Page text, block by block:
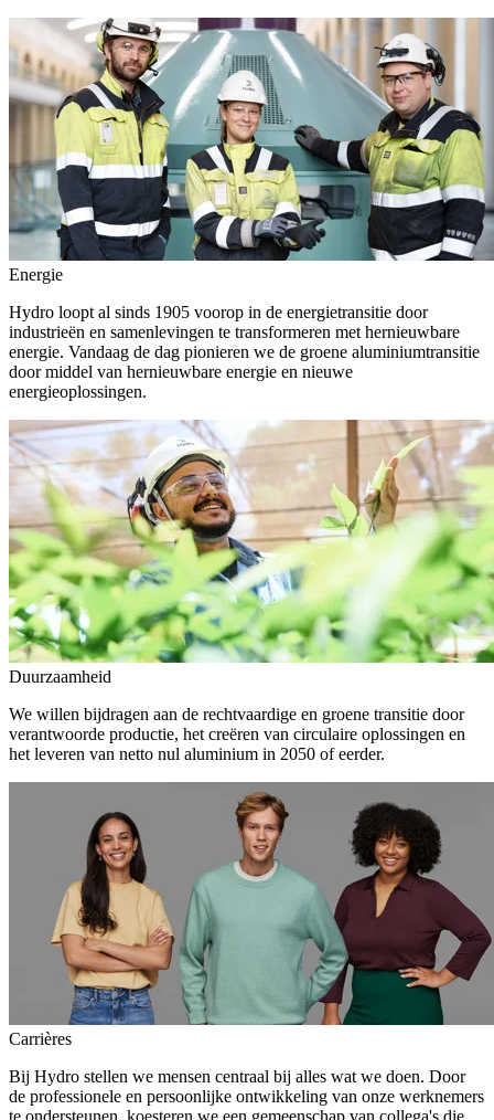
Energie
Hydro loopt al sinds 1905 voorop in de energietransitie door
industrieën en samenlevingen te transformeren met hernieuwbare
energie. Vandaag de dag pionieren we de groene aluminiumtransitie
door middel van hernieuwbare energie en nieuwe
energieoplossingen.
Duurzaamheid
We willen bijdragen aan de rechtvaardige en groene transitie door
verantwoorde productie, het creëren van circulaire oplossingen en
het leveren van netto nul aluminium in 2050 of eerder.
Carrières
Bij Hydro stellen we mensen centraal bij alles wat we doen. Door
de professionele en persoonlijke ontwikkeling van onze werknemers
te ondersteunen, koesteren we een gemeenschap van collega's die